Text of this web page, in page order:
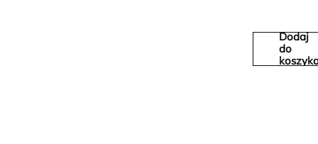
Dodaj
do